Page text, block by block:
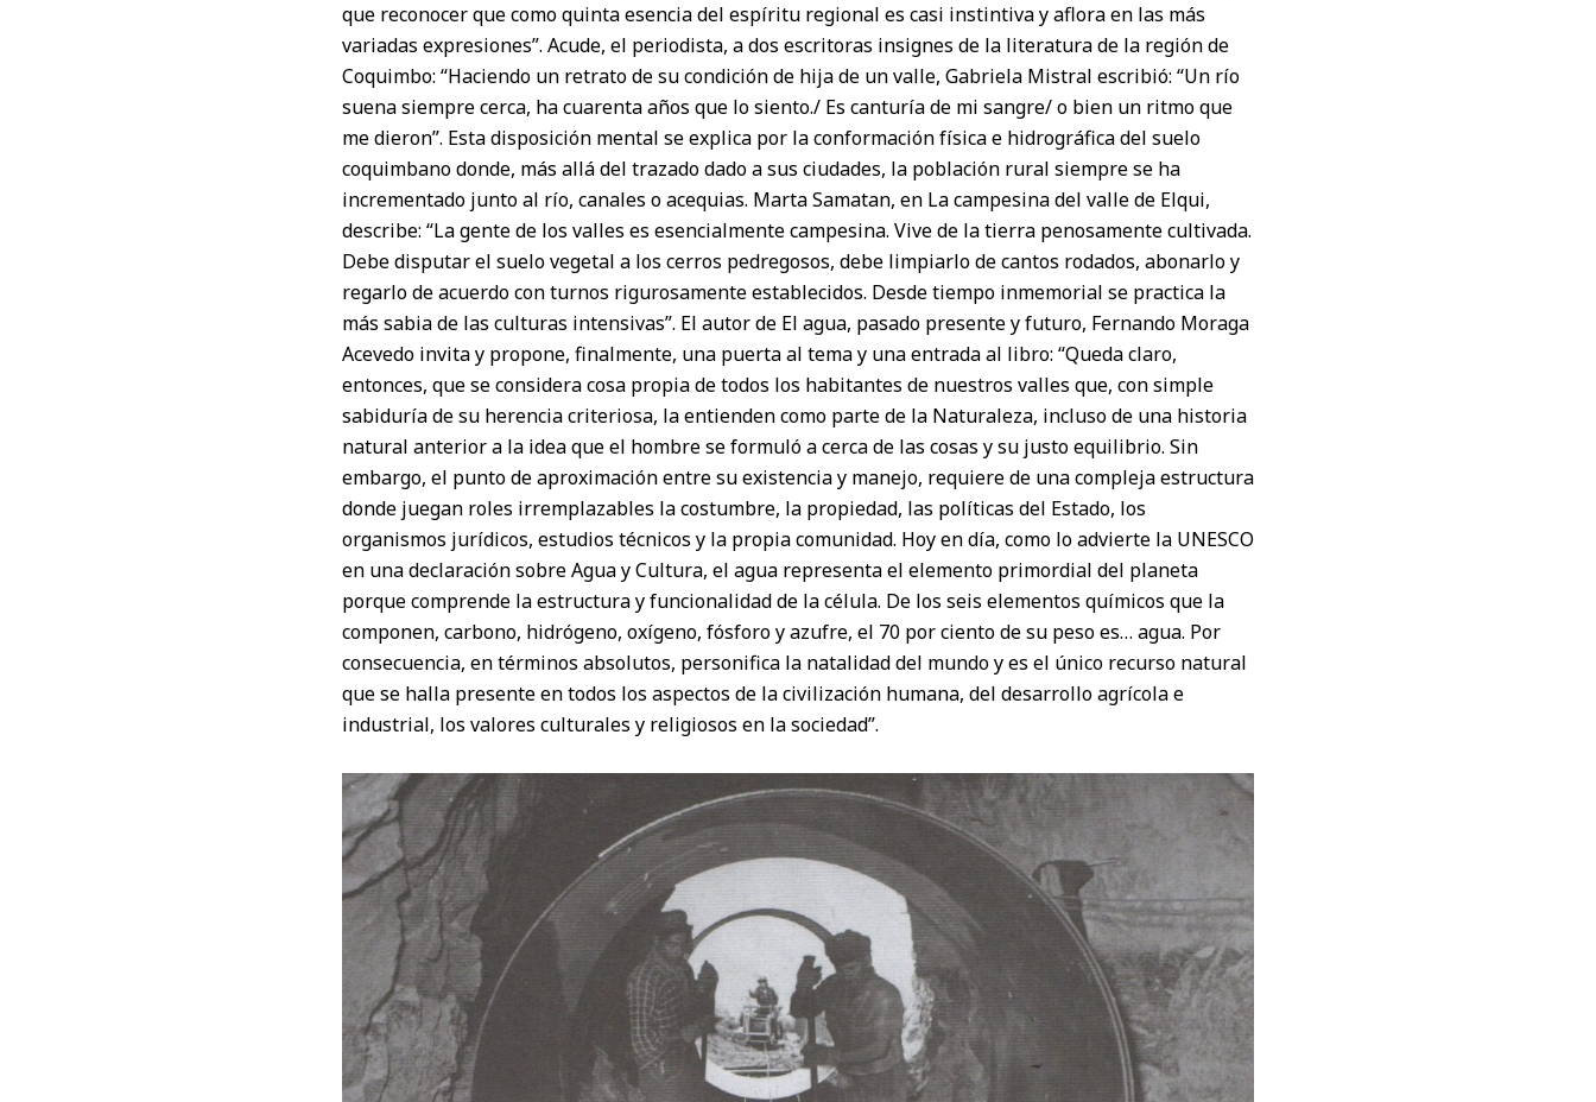
que reconocer que como quinta esencia del espíritu regional es casi instintiva y aflora en las más
variadas expresiones”. Acude, el periodista, a dos escritoras insignes de la literatura de la región de
Coquimbo: “Haciendo un retrato de su condición de hija de un valle, Gabriela Mistral escribió: “Un río
suena siempre cerca, ha cuarenta años que lo siento./ Es canturía de mi sangre/ o bien un ritmo que
me dieron”. Esta disposición mental se explica por la conformación física e hidrográfica del suelo
coquimbano donde, más allá del trazado dado a sus ciudades, la población rural siempre se ha
incrementado junto al río, canales o acequias. Marta Samatan, en La campesina del valle de Elqui,
describe: “La gente de los valles es esencialmente campesina. Vive de la tierra penosamente cultivada.
Debe disputar el suelo vegetal a los cerros pedregosos, debe limpiarlo de cantos rodados, abonarlo y
regarlo de acuerdo con turnos rigurosamente establecidos. Desde tiempo inmemorial se practica la
más sabia de las culturas intensivas”. El autor de El agua, pasado presente y futuro, Fernando Moraga
Acevedo invita y propone, finalmente, una puerta al tema y una entrada al libro: “Queda claro,
entonces, que se considera cosa propia de todos los habitantes de nuestros valles que, con simple
sabiduría de su herencia criteriosa, la entienden como parte de la Naturaleza, incluso de una historia
natural anterior a la idea que el hombre se formuló a cerca de las cosas y su justo equilibrio. Sin
embargo, el punto de aproximación entre su existencia y manejo, requiere de una compleja estructura
donde juegan roles irremplazables la costumbre, la propiedad, las políticas del Estado, los
organismos jurídicos, estudios técnicos y la propia comunidad. Hoy en día, como lo advierte la UNESCO
en una declaración sobre Agua y Cultura, el agua representa el elemento primordial del planeta
porque comprende la estructura y funcionalidad de la célula. De los seis elementos químicos que la
componen, carbono, hidrógeno, oxígeno, fósforo y azufre, el 70 por ciento de su peso es… agua. Por
consecuencia, en términos absolutos, personifica la natalidad del mundo y es el único recurso natural
que se halla presente en todos los aspectos de la civilización humana, del desarrollo agrícola e
industrial, los valores culturales y religiosos en la sociedad”.